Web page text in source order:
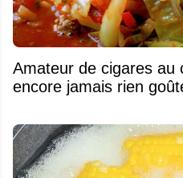
Amateur de cigares au
encore jamais rien